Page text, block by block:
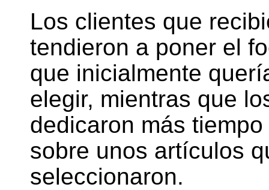
Los clientes que
tendieron a poner el
que inicialmente
elegir, mientras que
dedicaron más
sobre unos artículos
seleccionaron.